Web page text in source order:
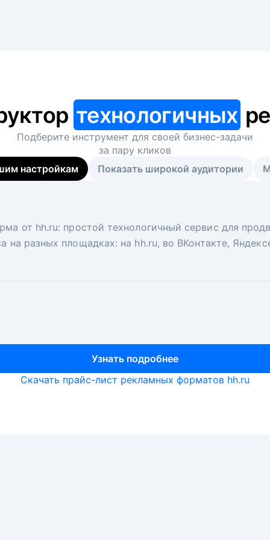
технологичных
Подберите инструмент для своей бизнес-задачи
за пару кликов
настройкам
Показать широкой аудитории
от hh.ru: простой технологичный сервис для
на разных площадках: на hh.ru, во ВКонтакте,
Узнать подробнее
вакансий на главной странице hh.ru.
ключ. Решите, сколько кандидатов и когда вам
рекрутеры и проектные менеджеры hh.ru с
Узнать подробнее
Скачать прайс-лист рекламных форматов hh.ru